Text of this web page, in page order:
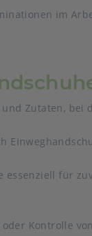
im
Zutaten, bei
essenziell für
Kontrolle